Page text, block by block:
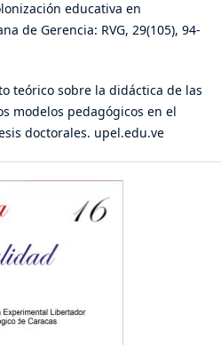
educativa en
de Gerencia: RVG, 29(105), 94-
teórico sobre la didáctica de las
modelos pedagógicos en el
doctorales. upel.edu.ve